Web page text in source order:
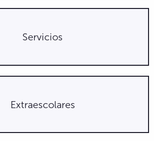
Servicios
Extraescolares